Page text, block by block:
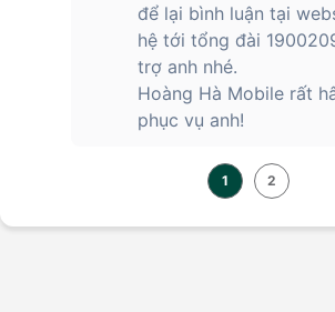
để lại bình luận tại
hệ tới tổng đài
trợ anh nhé.
Hoàng Hà Mobile rất
phục vụ anh!
1 2